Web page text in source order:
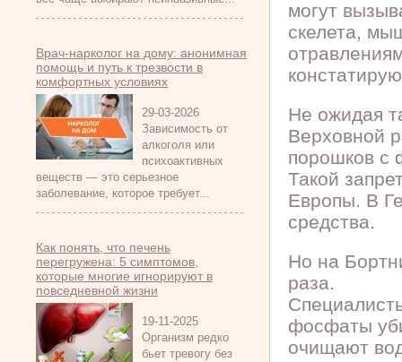
Врач-нарколог на дому: анонимная
помощь и путь к трезвости в
комфортных условиях
29-03-2026
Зависимость от
алкоголя или
психоактивных
веществ — это серьезное
заболевание, которое требует...
Как понять, что печень
перегружена: 5 симптомов,
которые многие игнорируют в
повседневной жизни
19-11-2025
Организм редко
бьет тревогу без
могут
скелета,
Не ожидая
Верховной
порошков с
Такой
Европы. В
средства.
Но на
раза.
фосфаты
очищают